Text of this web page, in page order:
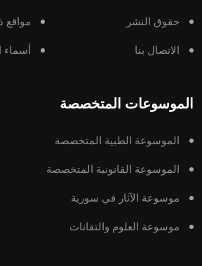
حقوق النشر مواقع
الاتصال بنا أسماء
الموسوعات المتخصصة
الموسوعة الطبية المتخصصة
الموسوعة القانونية المتخصصة
موسوعة الآثار في سورية
موسوعة العلوم والتقانات